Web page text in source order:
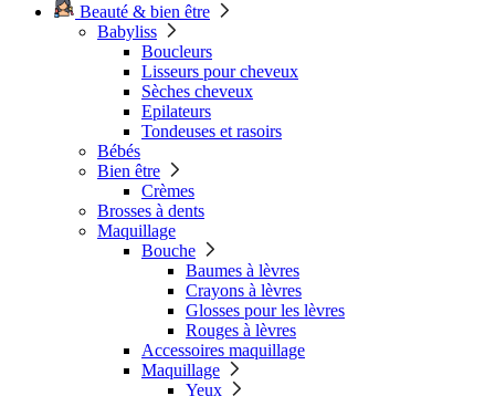
Beauté & bien être
Babyliss
Boucleurs
Lisseurs pour cheveux
Sèches cheveux
Epilateurs
Tondeuses et rasoirs
Bébés
Bien être
Crèmes
Brosses à dents
Maquillage
Bouche
Baumes à lèvres
Crayons à lèvres
Glosses pour les lèvres
Rouges à lèvres
Accessoires maquillage
Maquillage
Yeux